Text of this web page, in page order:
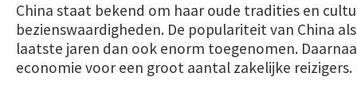
China staat bekend om haar oude tradities en
bezienswaardigheden. De populariteit van China
laatste jaren dan ook enorm toegenomen.
economie voor een groot aantal zakelijke reizigers.